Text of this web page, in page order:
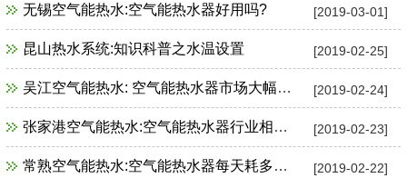
[2019-03-01]
无锡空气能热水:空气能热水器好用吗?
[2019-02-25]
昆山热水系统:知识科普之水温设置
[2019-02-24]
吴江空气能热水: 空气能热水器市场大幅增长
[2019-02-23]
张家港空气能热水:空气能热水器行业相关政策一览
[2019-02-22]
常熟空气能热水:空气能热水器每天耗多少电？